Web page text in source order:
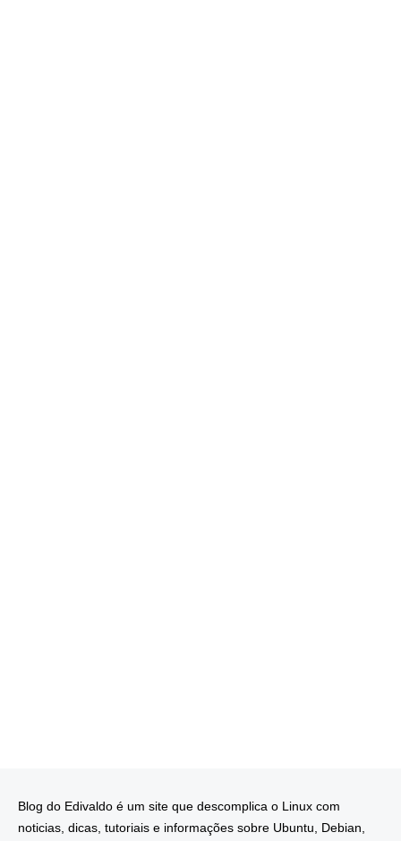
Blog do Edivaldo é um site que descomplica o Linux com
noticias, dicas, tutoriais e informações sobre Ubuntu, Debian,